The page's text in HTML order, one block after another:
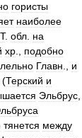
гористы
наиболее
Т. обл на
хр
подобно
Главн
и
(Терский и
Эльбрус
тянется между